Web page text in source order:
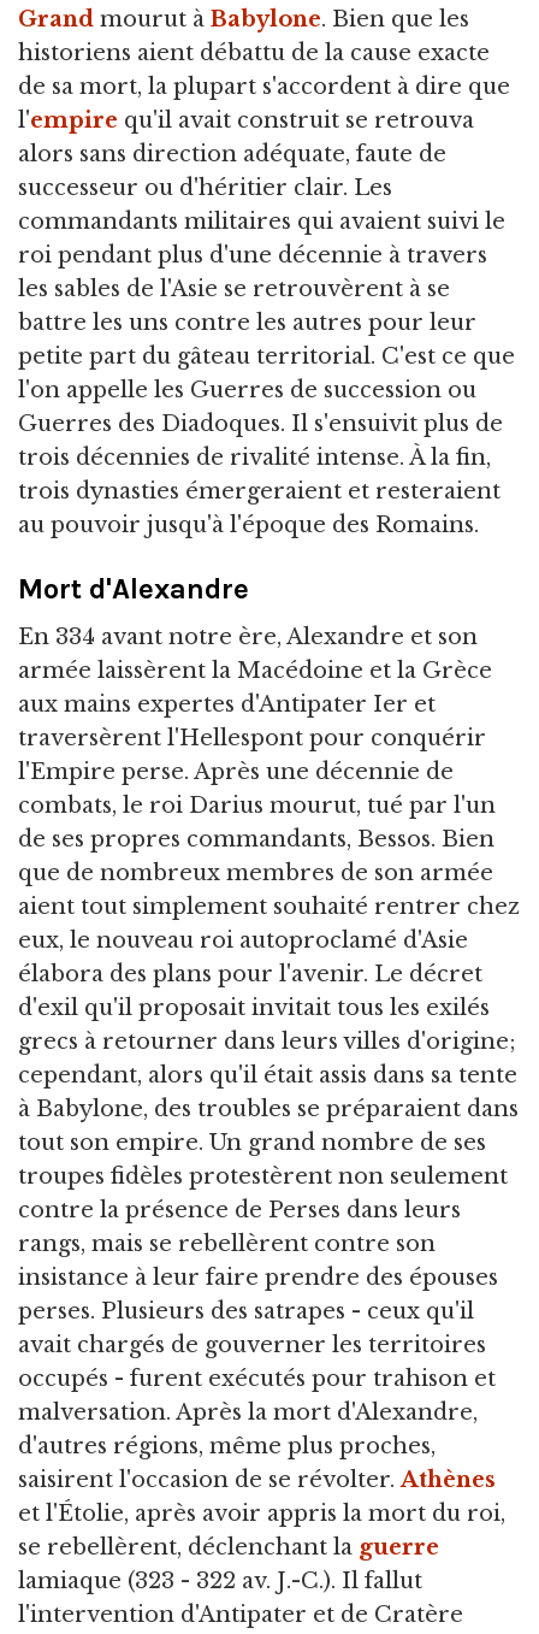
Grand mourut à Babylone. Bien que les
historiens aient débattu de la cause exacte
de sa mort, la plupart s'accordent à dire que
l'empire qu'il avait construit se retrouva
alors sans direction adéquate, faute de
successeur ou d'héritier clair. Les
commandants militaires qui avaient suivi le
roi pendant plus d'une décennie à travers
les sables de l'Asie se retrouvèrent à se
battre les uns contre les autres pour leur
petite part du gâteau territorial. C'est ce que
l'on appelle les Guerres de succession ou
Guerres des Diadoques. Il s'ensuivit plus de
trois décennies de rivalité intense. À la fin,
trois dynasties émergeraient et resteraient
au pouvoir jusqu'à l'époque des Romains.
Mort d'Alexandre
En 334 avant notre ère, Alexandre et son
armée laissèrent la Macédoine et la Grèce
aux mains expertes d'Antipater Ier et
traversèrent l'Hellespont pour conquérir
l'Empire perse. Après une décennie de
combats, le roi Darius mourut, tué par l'un
de ses propres commandants, Bessos. Bien
que de nombreux membres de son armée
aient tout simplement souhaité rentrer chez
eux, le nouveau roi autoproclamé d'Asie
élabora des plans pour l'avenir. Le décret
d'exil qu'il proposait invitait tous les exilés
grecs à retourner dans leurs villes d'origine;
cependant, alors qu'il était assis dans sa tente
à Babylone, des troubles se préparaient dans
tout son empire. Un grand nombre de ses
troupes fidèles protestèrent non seulement
contre la présence de Perses dans leurs
rangs, mais se rebellèrent contre son
insistance à leur faire prendre des épouses
perses. Plusieurs des satrapes - ceux qu'il
avait chargés de gouverner les territoires
occupés - furent exécutés pour trahison et
malversation. Après la mort d'Alexandre,
d'autres régions, même plus proches,
saisirent l'occasion de se révolter.Athènes
et l'Étolie, après avoir appris la mort du roi,
se rebellèrent, déclenchant la guerre
lamiaque (323 - 322 av. J.-C.). Il fallut
l'intervention d'Antipater et de Cratère